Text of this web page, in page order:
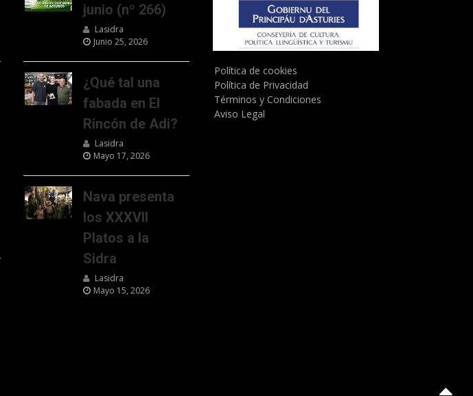
junio (nº 266)
Lasidra
Junio 25, 2026
¿Qué tal una
fabada en El
Rincón de Adi?
Lasidra
Mayo 17, 2026
Nava presenta
los XXXVII
Platos a la
Sidra
Lasidra
Mayo 15, 2026
Política de cookies
Política de Privacidad
Términos y Condiciones
Aviso Legal